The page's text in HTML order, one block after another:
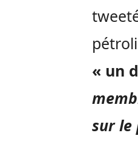
« un
sur le